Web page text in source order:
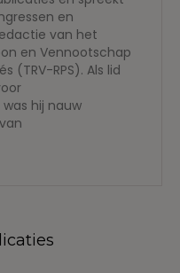
en
van het
en Vennootschap
(TRV-RPS). Als lid
hij nauw